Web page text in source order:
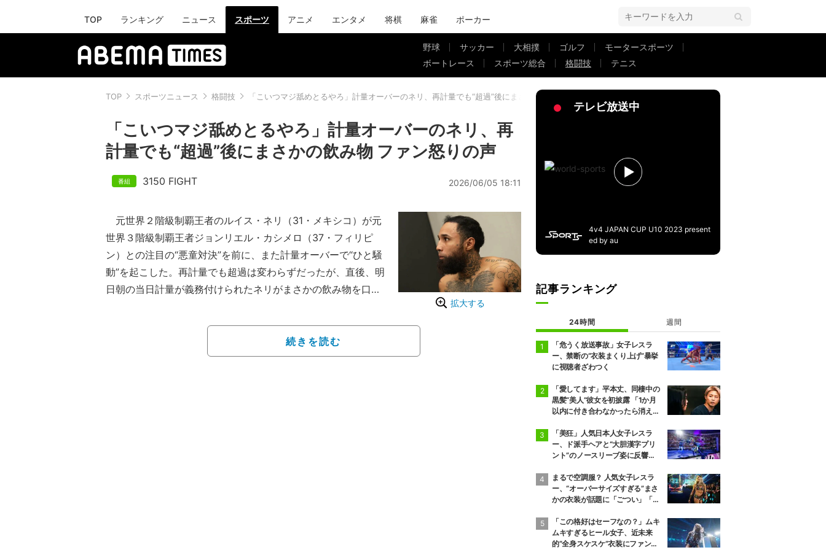
TOP ランキング ニュース スポーツ アニメ エンタメ 将棋 麻雀 ポーカー
野球 サッカー 大相撲 ゴルフ
モータースポーツ
ボートレース
スポーツ総合 格闘技 テニス
TOP スポーツニュース 格闘技 「こいつマジ舐めとるやろ」計量オーバーのネリ、再計量でも“超過”後にまさかの飲み物 ファン怒りの声
「こいつマジ舐めとるやろ」計量オーバーのネリ、再
計量でも“超過”後にまさかの飲み物 ファン怒りの声
3150 FIGHT 2026/06/05 18:11
拡大する
元世界２階級制覇王者のルイス・ネリ（31・メキシコ）が元
世界３階級制覇王者ジョンリエル・カシメロ（37・フィリピ
ン）との注目の“悪童対決”を前に、また計量オーバーで“ひと騒
動”を起こした。再計量でも超過は変わらずだったが、直後、明
日朝の当日計量が義務付けられたネリがまさかの飲み物を口に
いつマジ舐めとるやろ」といった怒りの声も寄せられている。
続きを読む
テレビ放送中
4v4 JAPAN CUP U10 2023 present
ed by au
記事ランキング
24時間 週間
「危うく放送事故」女子レスラ
ー、禁断の“衣装まくり上げ”暴挙
に視聴者ざわつく
「愛してます」平本丈、同棲中の
黒髪“美人”彼女を初披露 「1か月
以内に付き合わなかったら消え
「美狂」人気日本人女子レスラ
ー、ド派手ヘアと“大胆漢字プリ
ント”のノースリーブ姿に反響
まるで空調服？ 人気女子レスラ
ー、“オーバーサイズすぎる”まさ
かの衣装が話題に「ごつい」「肩
「この格好はセーフなの？」ムキ
ムキすぎるヒール女子、近未来
的“全身スケスケ”衣装にファンツ